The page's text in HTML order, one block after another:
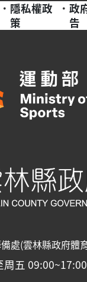
· 隱私權政
策
· 政
告
處(雲林縣政府體
五